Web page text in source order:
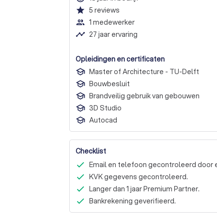
star 5 reviews
people_outline 1 medewerker
timeline 27 jaar ervaring
Opleidingen en certificaten
Master of Architecture - TU-Delft
Bouwbesluit
Brandveilig gebruik van gebouwen
3D Studio
Autocad
Checklist
Email en telefoon gecontroleerd door
KVK gegevens gecontroleerd.
Langer dan 1 jaar Premium Partner.
Bankrekening geverifieerd.